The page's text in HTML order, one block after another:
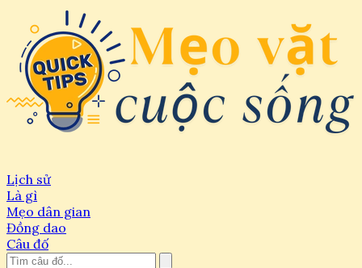
Lịch sử
Là gì
Mẹo dân gian
Đồng dao
Câu đố